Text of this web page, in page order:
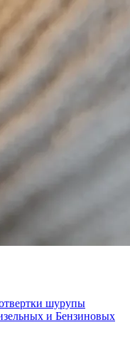
шурупы
и Бензиновых